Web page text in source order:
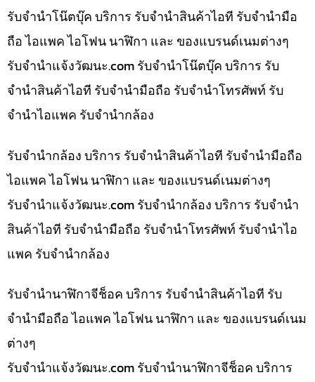
รับจำนำโน๊ตบุ๊ค บริการ รับจำนำสินค้าไอที รับจำนำมือ
ถือ ไอแพค ไอโฟน นาฬิกา และ ของแบรนด์เนมต่างๆ
รับจํานําแจ้งวัฒนะ.com รับจำนำโน๊ตบุ๊ค บริการ รับ
จำนำสินค้าไอที รับจำนำมือถือ รับจำนำโทรศัพท์ รับ
จำนำไอแพค รับจำนำกล้อง
รับจำนำกล้อง บริการ รับจำนำสินค้าไอที รับจำนำมือถือ
ไอแพค ไอโฟน นาฬิกา และ ของแบรนด์เนมต่างๆ
รับจํานําแจ้งวัฒนะ.com รับจำนำกล้อง บริการ รับจำนำ
สินค้าไอที รับจำนำมือถือ รับจำนำโทรศัพท์ รับจำนำไอ
แพค รับจำนำกล้อง
รับจำนำนาฬิกาจีช็อค บริการ รับจำนำสินค้าไอที รับ
จำนำมือถือ ไอแพค ไอโฟน นาฬิกา และ ของแบรนด์เนม
ต่างๆ
รับจํานําแจ้งวัฒนะ.com รับจำนำนาฬิกาจีช็อค บริการ